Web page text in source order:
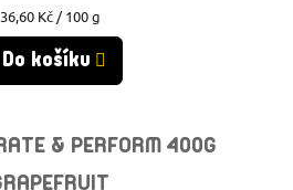
Měrná
36,60 Kč / 100 g
Do košíku
& PERFORM 400G